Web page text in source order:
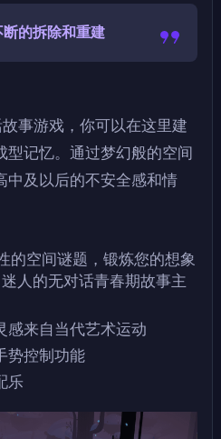
的拆除和重建
事游戏，你可以在这里建
型记忆。通过梦幻般的空间
中及以后的不安全感和情
的空间谜题，锻炼您的想象
人的无对话青春期故事主
感来自当代艺术运动
势控制功能
乐